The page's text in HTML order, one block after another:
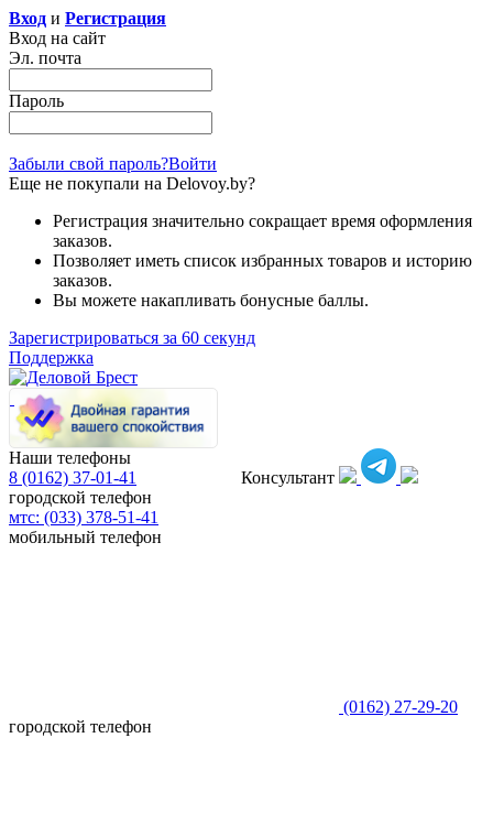
Вход и Регистрация
Вход на сайт
Эл. почта
Пароль
Забыли свой пароль?Войти
Еще не покупали на Delovoy.by?
Регистрация значительно сокращает время оформления
заказов.
Позволяет иметь список избранных товаров и историю
заказов.
Вы можете накапливать бонусные баллы.
Зарегистрироваться за 60 секунд
Поддержка
Консультант
Наши телефоны
8 (0162) 37-01-41
городской телефон
мтс: (033) 378-51-41
мобильный телефон
(0162) 27-29-20
городской телефон